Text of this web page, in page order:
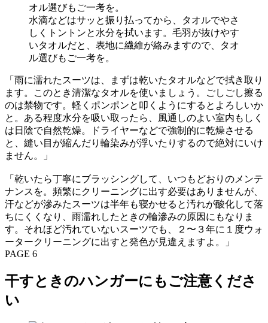
水滴などはサッと振り払ってから、タオルでやさ
しくトントンと水分を拭います。毛羽が抜けやす
いタオルだと、表地に繊維が絡みますので、タオ
ル選びもご一考を。
「雨に濡れたスーツは、まずは乾いたタオルなどで拭き取り
ます。このとき清潔なタオルを使いましょう。ごしごし擦る
のは禁物です。軽くポンポンと叩くようにするとよろしいか
と。ある程度水分を吸い取ったら、風通しのよい室内もしく
は日陰で自然乾燥。ドライヤーなどで強制的に乾燥させる
と、縫い目が縮んだり輪染みが浮いたりするので絶対にいけ
ません。」
「乾いたら丁寧にブラッシングして、いつもどおりのメンテ
ナンスを。頻繁にクリーニングに出す必要はありませんが、
汗などが滲みたスーツは半年も寝かせると汚れが酸化して落
ちにくくなり、雨濡れしたときの輪滲みの原因にもなりま
す。それほど汚れていないスーツでも、２〜３年に１度ウォ
ータークリーニングに出すと発色が見違えますよ。」
PAGE 6
干すときのハンガーにもご注意くださ
い